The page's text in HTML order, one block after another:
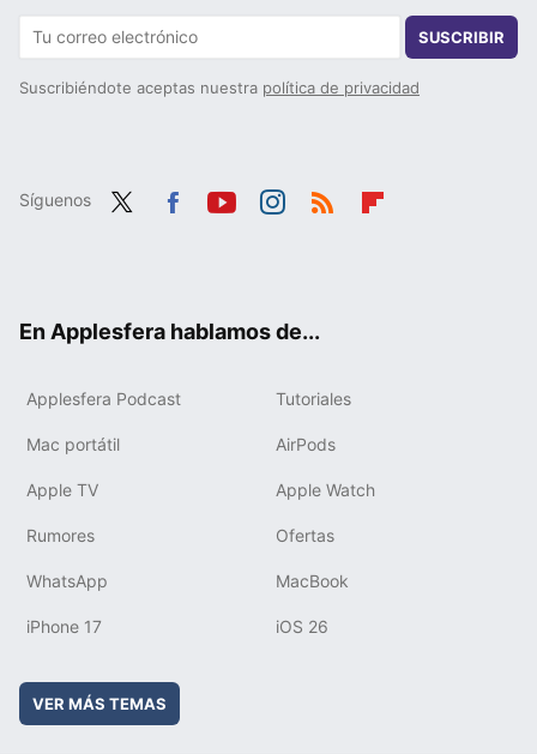
SUSCRIBIR
Suscribiéndote aceptas nuestra política de privacidad
Síguenos
En Applesfera hablamos de...
Applesfera Podcast Tutoriales
Mac portátil AirPods
Apple TV Apple Watch
Rumores Ofertas
WhatsApp MacBook
iPhone 17 iOS 26
VER MÁS TEMAS